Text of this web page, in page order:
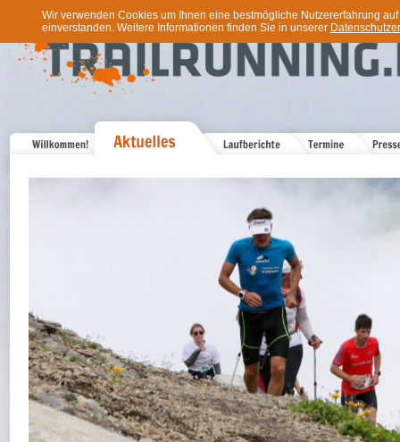
Wir verwenden Cookies um Ihnen eine bestmögliche Nutzererfahrung
einverstanden. Weitere Informationen finden Sie in unserer